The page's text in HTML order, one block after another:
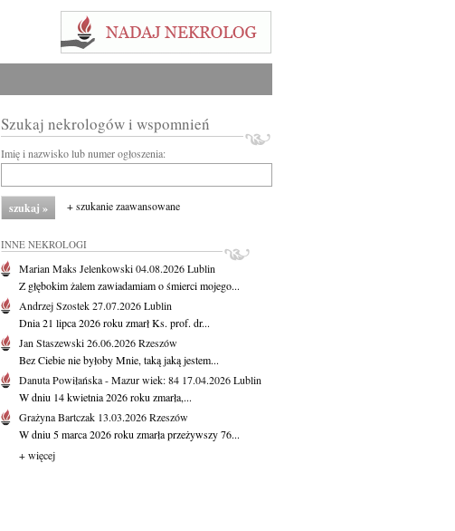
Szukaj nekrologów i wspomnień
Imię i nazwisko lub numer ogłoszenia:
+ szukanie zaawansowane
INNE NEKROLOGI
Marian Maks Jelenkowski04.08.2026Lublin
Z głębokim żalem zawiadamiam o śmierci mojego...
Andrzej Szostek27.07.2026Lublin
Dnia 21 lipca 2026 roku zmarł Ks. prof. dr...
Jan Staszewski26.06.2026Rzeszów
Bez Ciebie nie byłoby Mnie, taką jaką jestem...
Danuta Powiłańska - Mazurwiek: 84 17.04.2026Lublin
W dniu 14 kwietnia 2026 roku zmarła,...
Grażyna Bartczak 13.03.2026Rzeszów
W dniu 5 marca 2026 roku zmarła przeżywszy 76...
+ więcej